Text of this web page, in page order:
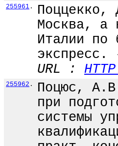
255961 .
Москва, а
Италии
URL :
255962 .
Поцюс,
при
системы